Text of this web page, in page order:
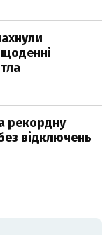
рекордну
відключень